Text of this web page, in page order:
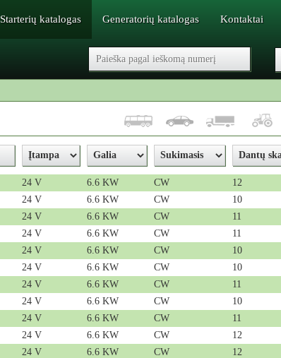
Starterių katalogas Generatorių katalogas Kontaktai
24 V 6.6 KW CW 12
24 V 6.6 KW CW 10
24 V 6.6 KW CW 11
24 V 6.6 KW CW 11
24 V 6.6 KW CW 10
24 V 6.6 KW CW 10
24 V 6.6 KW CW 11
24 V 6.6 KW CW 10
24 V 6.6 KW CW 11
24 V 6.6 KW CW 12
24 V 6.6 KW CW 12